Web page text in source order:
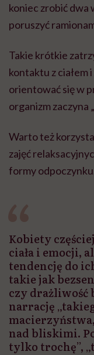
koniec zrobić dwa
poruszyć
Takie krótkie
kontaktu z ciałem
orientować się w
organizm zaczyna
Warto też
zajęć
formy
Kobiety
ciała i emocji,
tendencję do
takie jak
czy drażliwość
narrację
nad bliskimi.
tylko trochę”,